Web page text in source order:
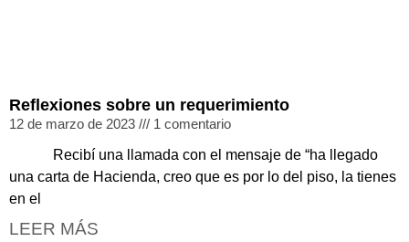
Reflexiones sobre un requerimiento
12 de marzo de 2023
1 comentario
Recibí una llamada con el mensaje de “ha llegado
una carta de Hacienda, creo que es por lo del piso, la tienes
en el
LEER MÁS